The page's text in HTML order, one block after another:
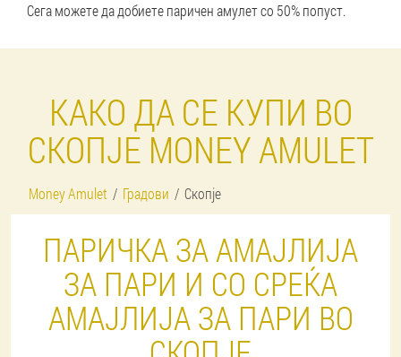
Сега можете да добиете паричен амулет со 50% попуст.
КАКО ДА СЕ КУПИ ВО
СКОПЈЕ MONEY AMULET
Money Amulet Градови Скопје
ПАРИЧКА ЗА АМАЈЛИЈА
ЗА ПАРИ И СО СРЕЌА
АМАЈЛИЈА ЗА ПАРИ ВО